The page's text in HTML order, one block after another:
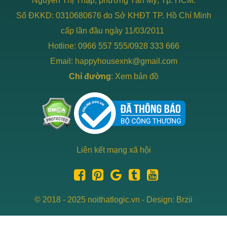
Số ĐKKD: 0310680676 do Sở KHĐT TP. Hồ Chí Minh
cấp lần đầu ngày 11/03/2011
Hotline: 0966 557 555/0928 333 666
Email: happyhousexnk@gmail.com
Chỉ đường: Xem bản đồ
Liên kết mạng xã hội
© 2018 - 2025 noithatlogic.vn - Design: Brzii